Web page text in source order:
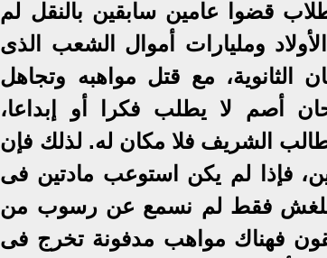
قضوا عامين سابقين بالنقل لم
ومليارات أموال الشعب الذى
الثانوية، مع قتل مواهبه وتجاهل
أصم لا يطلب فكرا أو إبداعا،
الشريف فلا مكان له. لذلك فإن
فإذا لم يكن استوعب مادتين فى
للغش فقط لم نسمع عن رسوب من
فهناك مواهب مدفونة تخرج فى